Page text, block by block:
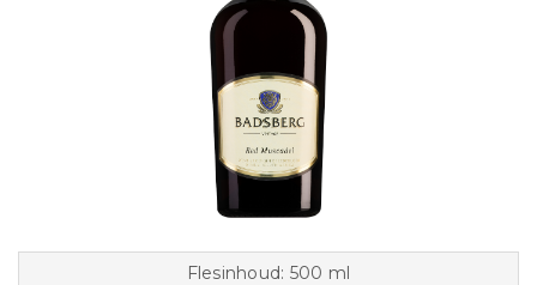
Flesinhoud: 500 ml